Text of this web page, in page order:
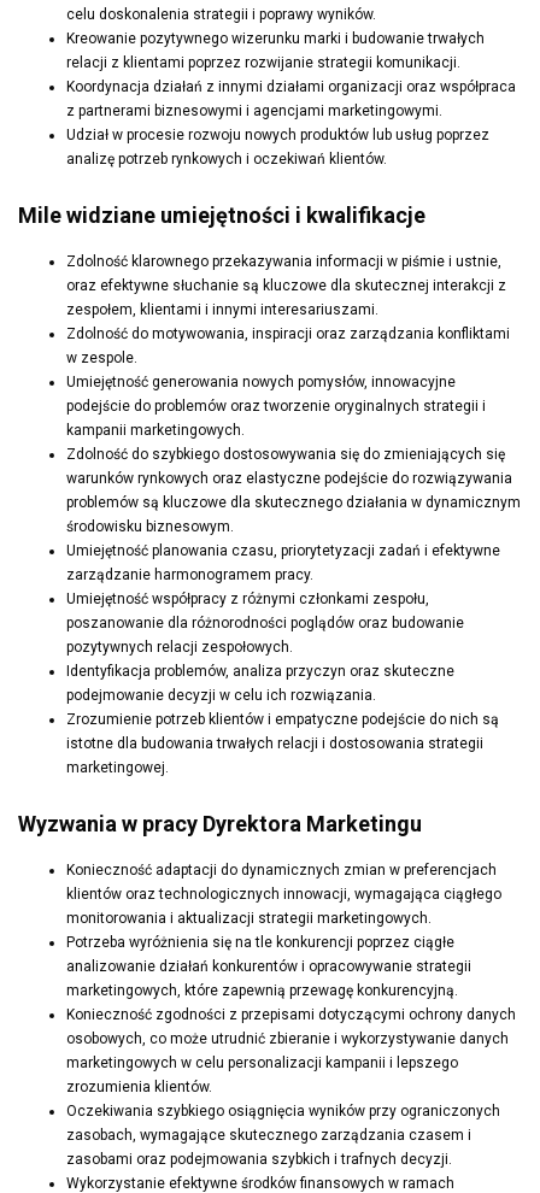
celu doskonalenia strategii i poprawy wyników.
Kreowanie pozytywnego wizerunku marki i budowanie trwałych
relacji z klientami poprzez rozwijanie strategii komunikacji.
Koordynacja działań z innymi działami organizacji oraz współpraca
z partnerami biznesowymi i agencjami marketingowymi.
Udział w procesie rozwoju nowych produktów lub usług poprzez
analizę potrzeb rynkowych i oczekiwań klientów.
Mile widziane umiejętności i kwalifikacje
Zdolność klarownego przekazywania informacji w piśmie i ustnie,
oraz efektywne słuchanie są kluczowe dla skutecznej interakcji z
zespołem, klientami i innymi interesariuszami.
Zdolność do motywowania, inspiracji oraz zarządzania konfliktami
w zespole.
Umiejętność generowania nowych pomysłów, innowacyjne
podejście do problemów oraz tworzenie oryginalnych strategii i
kampanii marketingowych.
Zdolność do szybkiego dostosowywania się do zmieniających się
warunków rynkowych oraz elastyczne podejście do rozwiązywania
problemów są kluczowe dla skutecznego działania w dynamicznym
środowisku biznesowym.
Umiejętność planowania czasu, priorytetyzacji zadań i efektywne
zarządzanie harmonogramem pracy.
Umiejętność współpracy z różnymi członkami zespołu,
poszanowanie dla różnorodności poglądów oraz budowanie
pozytywnych relacji zespołowych.
Identyfikacja problemów, analiza przyczyn oraz skuteczne
podejmowanie decyzji w celu ich rozwiązania.
Zrozumienie potrzeb klientów i empatyczne podejście do nich są
istotne dla budowania trwałych relacji i dostosowania strategii
marketingowej.
Wyzwania w pracy Dyrektora Marketingu
Konieczność adaptacji do dynamicznych zmian w preferencjach
klientów oraz technologicznych innowacji, wymagająca ciągłego
monitorowania i aktualizacji strategii marketingowych.
Potrzeba wyróżnienia się na tle konkurencji poprzez ciągłe
analizowanie działań konkurentów i opracowywanie strategii
marketingowych, które zapewnią przewagę konkurencyjną.
Konieczność zgodności z przepisami dotyczącymi ochrony danych
osobowych, co może utrudnić zbieranie i wykorzystywanie danych
marketingowych w celu personalizacji kampanii i lepszego
zrozumienia klientów.
Oczekiwania szybkiego osiągnięcia wyników przy ograniczonych
zasobach, wymagające skutecznego zarządzania czasem i
zasobami oraz podejmowania szybkich i trafnych decyzji.
Wykorzystanie efektywne środków finansowych w ramach